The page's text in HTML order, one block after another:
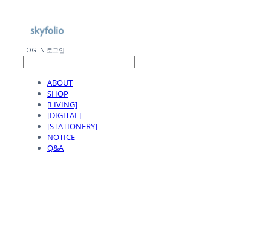
LOG IN 로그인
ABOUT
SHOP
[LIVING]
[DIGITAL]
[STATIONERY]
NOTICE
Q&A